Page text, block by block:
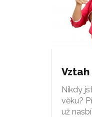
Nikdy
věku?
už